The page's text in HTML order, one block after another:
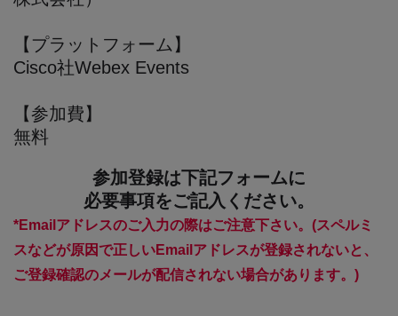
【プラットフォーム】
Cisco社Webex Events
【参加費】
無料
参加登録は下記フォームに
必要事項をご記入ください。
*Emailアドレスのご入力の際はご注意下さい。(スペルミ
スなどが原因で正しいEmailアドレスが登録されないと、
ご登録確認のメールが配信されない場合があります。)